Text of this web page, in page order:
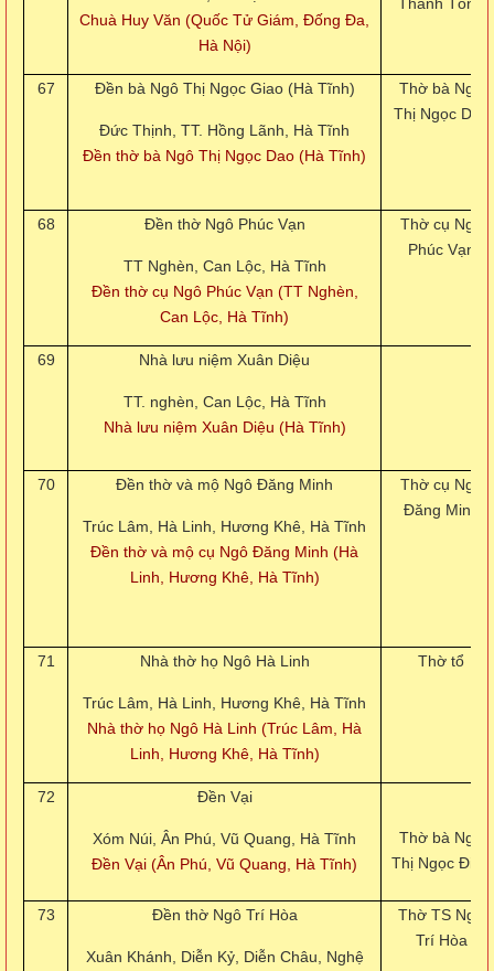
Chuà Huy Văn (Quốc Tử Giám, Đống Đa,
Hà Nội)
67 Đền bà Ngô Thị Ngọc Giao (Hà Tĩnh)
Đức Thịnh, TT. Hồng Lãnh, Hà Tĩnh
Đền thờ bà Ngô Thị Ngọc Dao (Hà Tĩnh)
Thờ bà Ngô
Thị Ngọc Dao
68 Đền thờ Ngô Phúc Vạn
TT Nghèn, Can Lộc, Hà Tĩnh
Đền thờ cụ Ngô Phúc Vạn (TT Nghèn,
Can Lộc, Hà Tĩnh)
Thờ cụ Ngô
Phúc Vạn
69 Nhà lưu niệm Xuân Diệu
TT. nghèn, Can Lộc, Hà Tĩnh
Nhà lưu niệm Xuân Diệu (Hà Tĩnh)
70 Đền thờ và mộ Ngô Đăng Minh
Trúc Lâm, Hà Linh, Hương Khê, Hà Tĩnh
Đền thờ và mộ cụ Ngô Đăng Minh (Hà
Linh, Hương Khê, Hà Tĩnh)
Thờ cụ Ngô
Đăng Minh
71 Nhà thờ họ Ngô Hà Linh
Trúc Lâm, Hà Linh, Hương Khê, Hà Tĩnh
Nhà thờ họ Ngô Hà Linh (Trúc Lâm, Hà
Linh, Hương Khê, Hà Tĩnh)
Thờ tổ
72 Đền Vại
Xóm Núi, Ân Phú, Vũ Quang, Hà Tĩnh
Đền Vại (Ân Phú, Vũ Quang, Hà Tĩnh)
Thờ bà Ngô
Thị Ngọc Điệp
73 Đền thờ Ngô Trí Hòa
Xuân Khánh, Diễn Kỷ, Diễn Châu, Nghệ
Thờ TS Ngô
Trí Hòa